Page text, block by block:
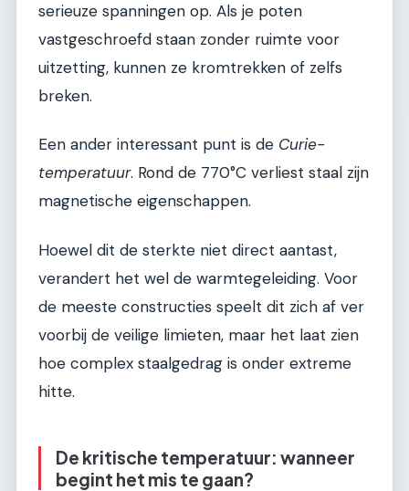
serieuze spanningen op. Als je poten
vastgeschroefd staan zonder ruimte voor
uitzetting, kunnen ze kromtrekken of zelfs
breken.
Een ander interessant punt is de Curie-
temperatuur. Rond de 770°C verliest staal zijn
magnetische eigenschappen.
Hoewel dit de sterkte niet direct aantast,
verandert het wel de warmtegeleiding. Voor
de meeste constructies speelt dit zich af ver
voorbij de veilige limieten, maar het laat zien
hoe complex staalgedrag is onder extreme
hitte.
De kritische temperatuur: wanneer
begint het mis te gaan?